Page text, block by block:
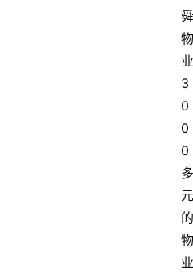
舜
物
业
3
0
0
0
多
元
的
物
业